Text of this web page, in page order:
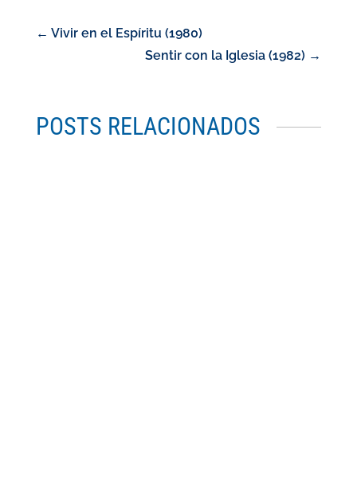
← Vivir en el Espíritu (1980)
Sentir con la Iglesia (1982) →
POSTS RELACIONADOS